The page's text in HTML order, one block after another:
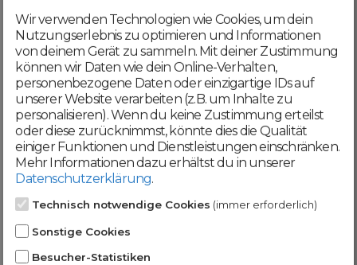
Mit deiner Registrierung bestätigst du,
dass du dieAGBund
Datenschutzerklärung akzeptierst
Weiter
Werde jetzt Teil der
DomainCatcher-
Community!
Wir verwenden Technologien wie Cookies, um dein
Nutzungserlebnis zu optimieren und Informationen
von deinem Gerät zu sammeln. Mit deiner Zustimmung
können wir Daten wie dein Online-Verhalten,
personenbezogene Daten oder einzigartige IDs auf
unserer Website verarbeiten (z.B. um Inhalte zu
personalisieren). Wenn du keine Zustimmung erteilst
oder diese zurücknimmst, könnte dies die Qualität
einiger Funktionen und Dienstleistungen einschränken.
Mehr Informationen dazu erhältst du in unserer
Datenschutzerklärung.
Technisch notwendige Cookies (immer erforderlich)
Sonstige Cookies
Besucher-Statistiken